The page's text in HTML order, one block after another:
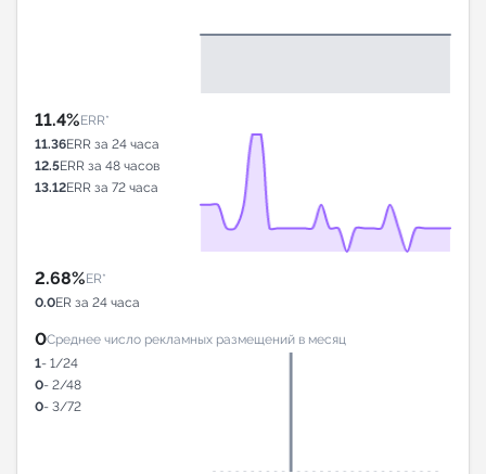
11.4%ERR*
11.36ERR за 24 часа
12.5ERR за 48 часов
13.12ERR за 72 часа
2.68%ER*
0.0ER за 24 часа
0Среднее число рекламных размещений в месяц
1- 1/24
0- 2/48
0- 3/72